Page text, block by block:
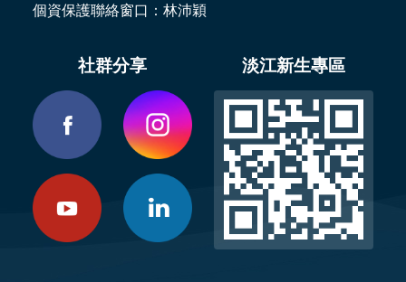
個資保護聯絡窗口：林沛穎
社群分享 淡江新生專區